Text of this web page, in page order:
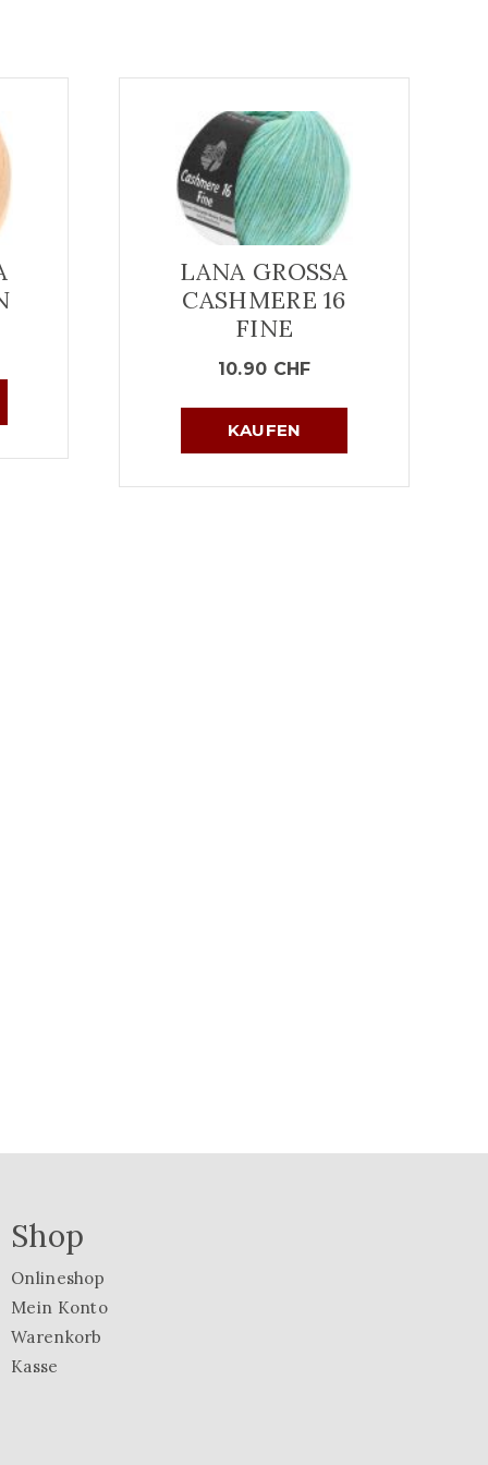
LANA GROSSA
CASHMERE 16
FINE
10.90 CHF
KAUFEN
Shop
Onlineshop
Mein Konto
Warenkorb
Kasse